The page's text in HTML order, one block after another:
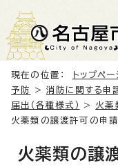
現在の位置： トップペー
予防
>消防に関する申
届出（各種様式）
> 火薬
火薬類の譲渡許可の申請
火薬類の譲